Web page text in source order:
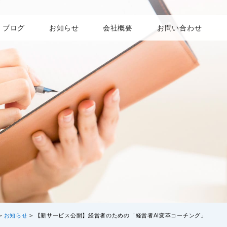
ブログ お知らせ 会社概要 お問い合わせ
お知らせ > 【新サービス公開】経営者のための「経営者AI変革コーチング」